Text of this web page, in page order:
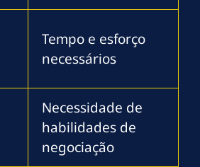
Tempo e esforço
necessários
Necessidade de
habilidades de
negociação